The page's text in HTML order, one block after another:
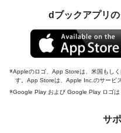
dブックアプリ
Appleのロゴ、App Storeは、米国もし
す。App Storeは、Apple Inc.のサービ
Google Play および Google Play ロゴは
サ